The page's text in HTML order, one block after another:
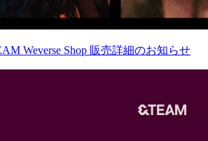
Weverse Shop 販売詳細のお知らせ